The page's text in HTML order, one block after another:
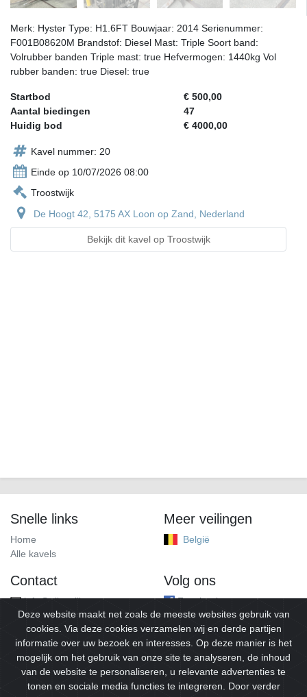
Merk: Hyster Type: H1.6FT Bouwjaar: 2014 Serienummer:
F001B08620M Brandstof: Diesel Mast: Triple Soort band:
Volrubber banden Triple mast: true Hefvermogen: 1440kg Vol
rubber banden: true Diesel: true
Startbod
€ 500,00
Aantal biedingen
47
Huidig bod
€ 4000,00
Kavel nummer: 20
Einde op 10/07/2026 08:00
Troostwijk
De Hoogt 42, 5175 AX Loon op Zand, Nederland
Bekijk dit kavel op Troostwijk
Snelle links
Home
Alle kavels
Meer veilingen
België
Contact
info@alleveilingen.net
Volg ons
Facebook
Deze website maakt net zoals de meeste websites gebruik van
cookies. Via deze cookies verzamelen wij en derde partijen
informatie over uw bezoek en interesses. Op deze manier is het
mogelijk om het gebruik van onze site te analyseren, de inhoud
van de website te personaliseren, u relevante advertenties te
tonen en sociale media functies te integreren. Door verder